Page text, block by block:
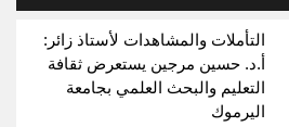
التأملات والمشاهدات لأستاذ زائر:
أ.د. حسين مرجين يستعرض ثقافة
التعليم والبحث العلمي بجامعة
اليرموك